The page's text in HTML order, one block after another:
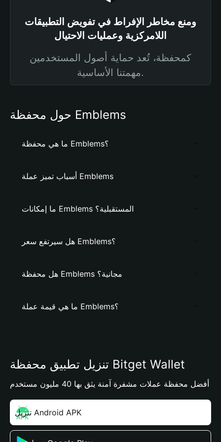
ومنع مخاطر الإفراط في تفويض التطبيقات
اللامركزية وعمليات الاحتيال
كمحفظة، تُعد حماية أصول المستخدمين
مهمتنا الأساسية.
حول محفظة Emblems
ما هي محفظة Emblems؟
أسباب تميز عملة Emblems
ما إمكانات Emblems المستقبلية؟
هل سيرتفع سعر Emblems؟
هل محفظة Emblems مجانية؟
ما هي قيمة عملة Emblems؟
تنزيل تطبيق محفظة Bitget Wallet
أفضل محفظة عملات مشفرة آمنة يثق بها 40 مليون مستخدم
تنزيل Android APK